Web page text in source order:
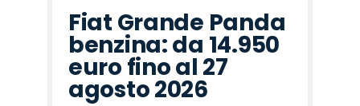
Fiat Grande Panda
benzina: da 14.950
euro fino al 27
agosto 2026